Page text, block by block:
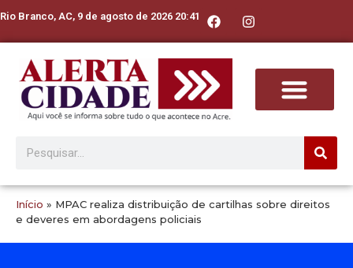
Rio Branco, AC, 9 de agosto de 2026 20:41
Início » MPAC realiza distribuição de cartilhas sobre direitos
e deveres em abordagens policiais